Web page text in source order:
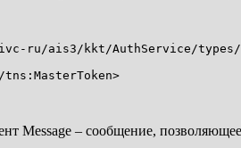
ru/ais3/kkt/AuthService/types/
tns:MasterToken>
Message – сообщение,